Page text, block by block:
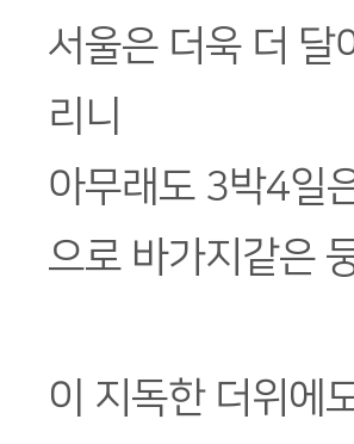
서울은 더욱 더 달
리니
아무래도 3박4일
으로 바가지같은
이 지독한 더위에